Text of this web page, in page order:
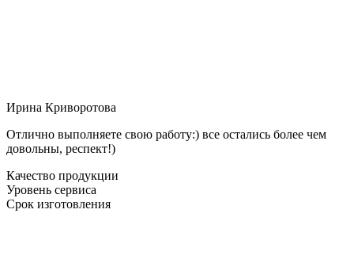
Ирина Криворотова
Отлично выполняете свою работу:) все остались более чем
довольны, респект!)
Качество продукции
Уровень сервиса
Срок изготовления